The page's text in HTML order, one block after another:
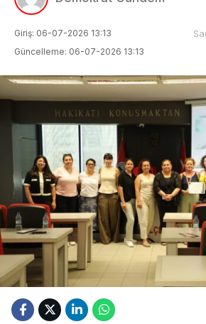
Giriş: 06-07-2026 13:13
Güncelleme: 06-07-2026 13:13